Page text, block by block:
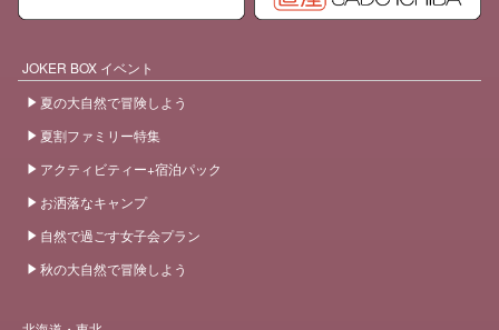
JOKER BOX イベント
夏の大自然で冒険しよう
夏割ファミリー特集
アクティビティー+宿泊パック
お洒落なキャンプ
自然で過ごす女子会プラン
秋の大自然で冒険しよう